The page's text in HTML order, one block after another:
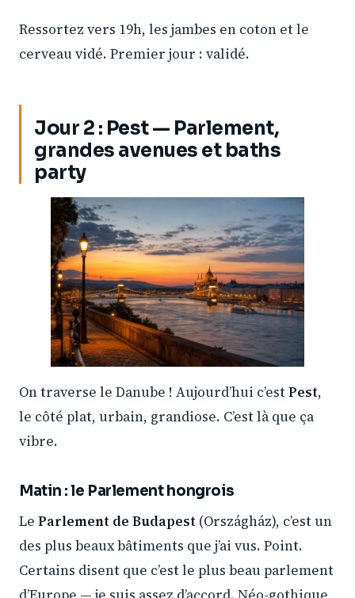
Ressortez vers 19h, les jambes en coton et le
cerveau vidé. Premier jour : validé.
Jour 2 : Pest — Parlement,
grandes avenues et baths
party
On traverse le Danube ! Aujourd’hui c’estPest,
le côté plat, urbain, grandiose. C’est là que ça
vibre.
Matin : le Parlement hongrois
Le Parlement de Budapest (Országház), c’est un
des plus beaux bâtiments que j’ai vus. Point.
Certains disent que c’est le plus beau parlement